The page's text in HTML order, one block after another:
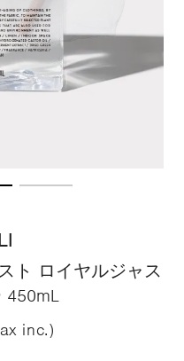
ト ロイヤルジャス
450mL
inc.)